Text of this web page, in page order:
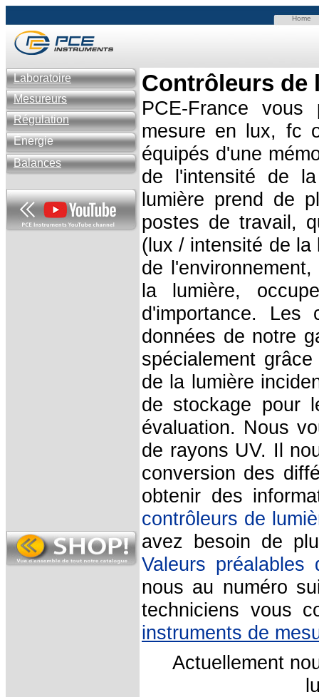
Home
Laboratoire
Mesureurs
Régulation
Énergie
Balances
Contrôleurs de
PCE-France
mesure en lux, fc
équipés d'une
de l'intensité de
lumière prend de
postes de travail,
(lux / intensité de la
de
la lumière,
d'importance. Les
données de notre
spécialement
de la lumière
de stockage pour
évaluation. Nous
de rayons UV. Il
conversion des
obtenir des
contrôleurs de
avez besoin de
Valeurs préalables
nous au numéro
techniciens vous
instruments de
Actuellement